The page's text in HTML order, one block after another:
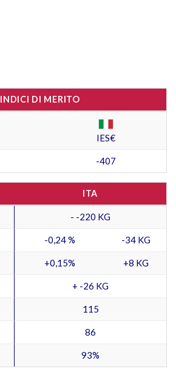
INDICI DI MERITO
IES€
-407
ITA
- -220 KG
-0,24 % -34 KG
+0,15% +8 KG
+ -26 KG
115
86
93%